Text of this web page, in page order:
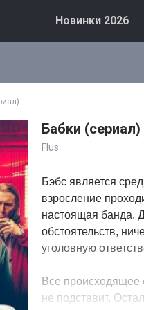
Новинки 2026
Бабки (сериал)
Flus
Бэбс является
взросление
настоящая банда.
обстоятельств,
уголовную
Все происходящее
не подставит.